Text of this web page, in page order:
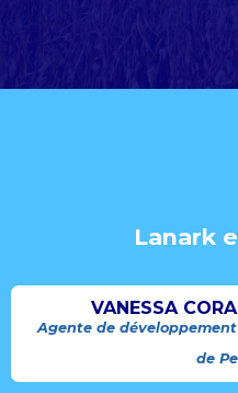
Lanark
VANESSA
Agente de développement
de